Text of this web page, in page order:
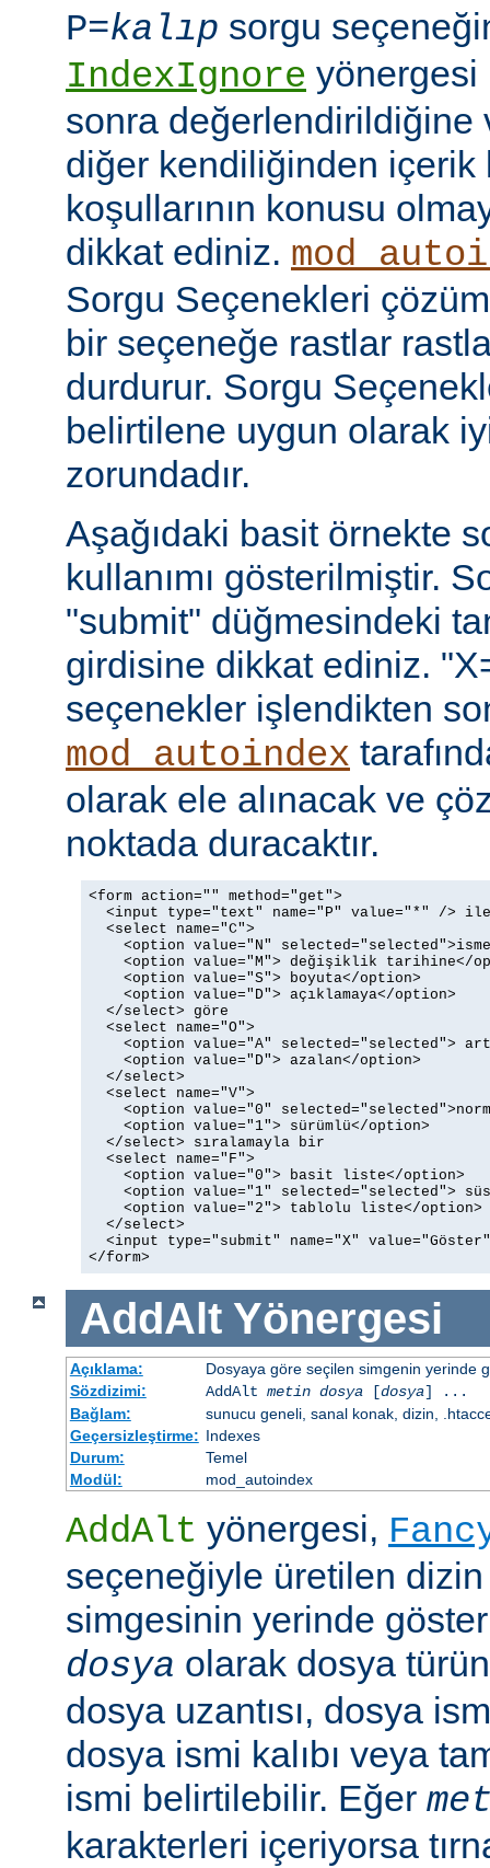
P=kalıp sorgu
IndexIgnore yönergesi
sonra değerlendirildiğine
diğer kendiliğinden içerik
koşullarının konusu
dikkat ediniz.
Sorgu Seçenekleri
bir seçeneğe rastlar
durdurur. Sorgu
belirtilene uygun olarak
zorundadır.
Aşağıdaki basit örnekte
kullanımı gösterilmiştir.
"submit" düğmesindeki
girdisine dikkat ediniz.
seçenekler işlendikten
mod_autoindex
olarak ele alınacak ve
noktada duracaktır.
<form action="" method="get">
<input type="text" name="P" value="*" />
  <select name="C">
<option value="N"
<option value="M"> değişiklik tarihine</
    <option value="S"> boyuta</option>
    <option value="D"> açıklamaya</option>
  </select> göre
  <select name="O">
<option value="A" selected="selected">
    <option value="D"> azalan</option>
  </select>
  <select name="V">
<option value="0"
    <option value="1"> sürümlü</option>
  </select> sıralamayla bir
  <select name="F">
    <option value="0"> basit liste</option>
<option value="1" selected="selected">
    <option value="2"> tablolu liste</option>
  </select>
<input type="submit" name="X"
</form>
AddAlt Yönergesi
Açıklama:
Dosyaya göre seçilen simgenin yerinde
Sözdizimi:
AddAlt metin dosya[dosya] ...
Bağlam:
sunucu geneli, sanal konak, dizin,
Geçersizleştirme: Indexes
Durum:
Temel
Modül:
mod_autoindex
AddAlt yönergesi,
seçeneğiyle üretilen
simgesinin yerinde
dosya olarak dosya
dosya uzantısı, dosya
dosya ismi kalıbı veya
ismi belirtilebilir. Eğer
karakterleri içeriyorsa